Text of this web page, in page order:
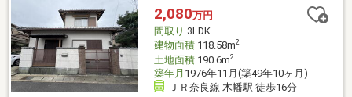
ームを実現！◆◇--周辺環境--◇◆御蔵山小学校・・徒歩11分木
幡中学校・・・徒歩19分フレンドマート御蔵山店・・徒歩14分ロ
ーソン宇治木幡平尾店・・徒歩13分
2,080万円
間取り 3LDK
建物面積118.58m2
土地面積190.6m2
築年月 1976年11月(築49年10ヶ月)
ＪＲ奈良線 木幡駅 徒歩16分